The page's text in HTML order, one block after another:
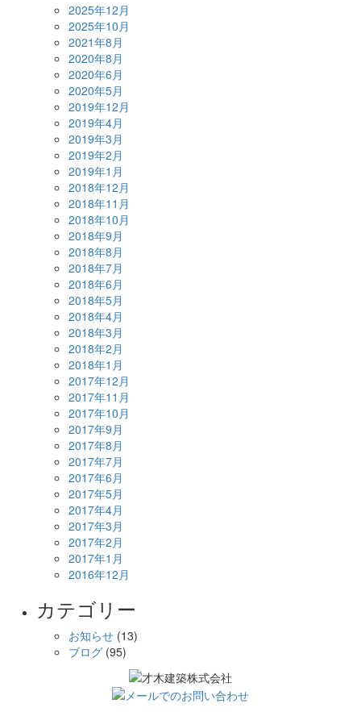
2025年12月
2025年10月
2021年8月
2020年8月
2020年6月
2020年5月
2019年12月
2019年4月
2019年3月
2019年2月
2019年1月
2018年12月
2018年11月
2018年10月
2018年9月
2018年8月
2018年7月
2018年6月
2018年5月
2018年4月
2018年3月
2018年2月
2018年1月
2017年12月
2017年11月
2017年10月
2017年9月
2017年8月
2017年7月
2017年6月
2017年5月
2017年4月
2017年3月
2017年2月
2017年1月
2016年12月
カテゴリー
お知らせ (13)
ブログ (95)